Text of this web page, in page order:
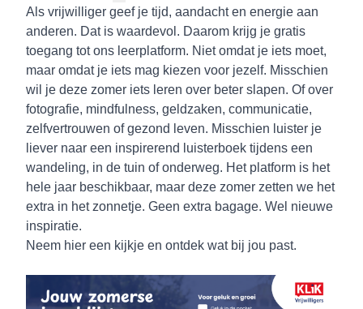
Als vrijwilliger geef je tijd, aandacht en energie aan
anderen. Dat is waardevol. Daarom krijg je gratis
toegang tot ons leerplatform. Niet omdat je iets moet,
maar omdat je iets mag kiezen voor jezelf. Misschien
wil je deze zomer iets leren over beter slapen. Of over
fotografie, mindfulness, geldzaken, communicatie,
zelfvertrouwen of gezond leven. Misschien luister je
liever naar een inspirerend luisterboek tijdens een
wandeling, in de tuin of onderweg. Het platform is het
hele jaar beschikbaar, maar deze zomer zetten we het
extra in het zonnetje. Geen extra bagage. Wel nieuwe
inspiratie.
Neem hier een kijkje en ontdek wat bij jou past.